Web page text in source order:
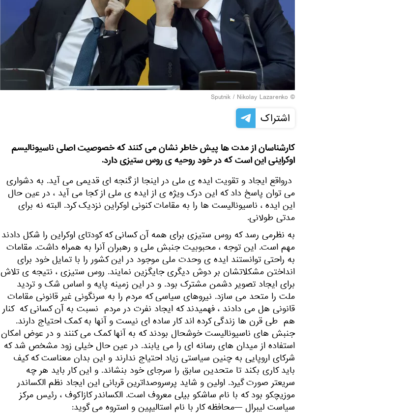
© Sputnik / Nikolay Lazarenko
اشتراک
کارشناسان از مدت ها پیش خاطر نشان می کنند که خصوصیت اصلی ناسیونالیسم
اوکراینی این است که در خود روحیه ی روس ستیزی دارد.
درواقع ایجاد و تقویت ایده ی ملی در اینجا از گنجه ای قدیمی می آید. به دشواری
می توان پاسخ داد که این درک ویژه ی از ایده ی ملی از کجا می آید ، در عین حال
این ایده ، ناسیونالیست ها را به مقامات کنونی اوکراین نزدیک کرد. البته نه برای
مدتی طولانی.
به نظرمی رسد که روس ستیزی برای همه آن کسانی که کودتای اوکراین را شکل دادند
مهم است. این توجه ، محبوبیت جنبش ملی و رهبران آنرا به همراه داشت. مقامات
به راحتی توانستند ایده ی وحدت ملی موجود در این کشور را با تمایل خود برای
انداختن مشکلاتشان بر دوش دیگری جایگزین نمایند. روس ستیزی ، نتیجه ی تلاش
برای ایجاد تصویر دشمن مشترک بود. و در این زمینه پایه و اساس شک و تردید
ملت را متحد می سازد. نیروهای سیاسی که مردم را به سرنگونی غیر قانونی مقامات
قانونی هل می دادند ، فهمیدند که ایجاد نفرت در مردم نسبت به آن کسانی که کنار
هم طی قرن ها زندگی کرده اند کار ساده ای نیست و آنها به کمک احتیاج دارند.
جنبش های ناسیونالیست خوشحال بودند که به آنها کمک می کنند و در عوض امکان
استفاده از میدان های رسانه ای را می یابند. در عین حال خیلی زود مشخص شد که
شرکای اروپایی به چنین سیاستی زیاد احتیاج ندارند و این بدان معناست که کیف
باید کاری بکند تا متحدین سابق را سرجای خود بنشاند. و این کار باید هر چه
سریعتر صورت گیرد. اولین و شاید پرسروصداترین قربانی این ایجاد نظم الکساندر
موزیچکو بود که با نام ساشکو بیلی معروف است. الکساندر کازاکوف ، رئیس مرکز
سیاست لیبرال —محافظه کار با نام استالیپین و استروه می گوید: